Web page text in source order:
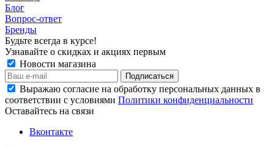
Блог
Вопрос-ответ
Бренды
Будьте всегда в курсе!
Узнавайте о скидках и акциях первым
Новости магазина
Выражаю согласие на обработку персональных данных в
соответствии с условиями Политики конфиденциальности
Оставайтесь на связи
Вконтакте